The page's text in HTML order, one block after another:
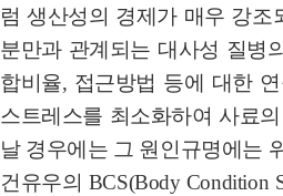
럼 생산성의 경제가 매우 강조
분만과 관계되는 대사성 질병
합비율, 접근방법 등에 대한
스트레스를 최소화하여 사료
날 경우에는 그 원인규명에는
건유우의 BCS(Body Condition